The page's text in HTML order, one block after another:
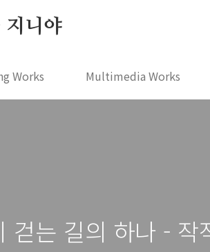
지니야
Works Multimedia Works
걷는 길의 하나 - 작